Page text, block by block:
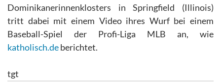
Dominikanerinnenklosters in Springfield (Illinois)
tritt dabei mit einem Video ihres Wurf bei einem
Baseball-Spiel der Profi-Liga MLB an, wie
katholisch.deberichtet.
tgt